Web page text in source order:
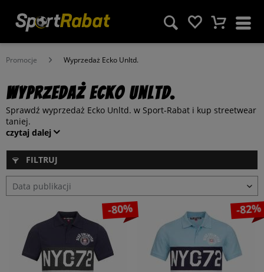
Promocje Wyprzedaż Ecko Unltd.
Wyprzedaż Ecko Unltd.
Sprawdź wyprzedaż Ecko Unltd. w Sport-Rabat i kup streetwear
taniej.
czytaj dalej
FILTRUJ
-80% -82%